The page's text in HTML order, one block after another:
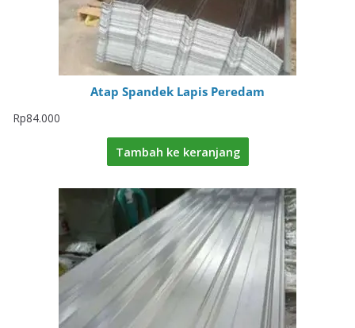
Atap Spandek Lapis Peredam
Rp84.000
Tambah ke keranjang